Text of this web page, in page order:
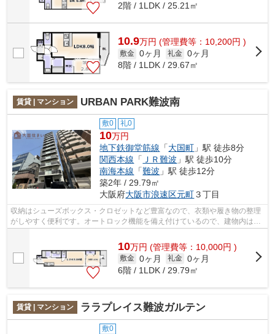
2階 / 1LDK / 25.21㎡
10.9万円 (管理費等：10,200円 )
敷金 0ヶ月 礼金 0ヶ月
8階 / 1LDK / 29.67㎡
賃貸 | マンション URBAN PARK難波南
敷0 礼0
10万円
地下鉄御堂筋線 「大国町 」駅 徒歩8分
関西本線 「 ＪＲ難波 」駅 徒歩10分
南海本線 「難波 」駅 徒歩12分
築2年 / 29.79㎡
大阪府大阪市浪速区元町３丁目
収納はシューズボックス・クロゼットなど豊富なので、衣類や履き物の整理
がしやすく便利です。オートロック機能を備え付けているので、建物内は基
10万円 (管理費等：10,000円 )
敷金 0ヶ月 礼金 0ヶ月
6階 / 1LDK / 29.79㎡
賃貸 | マンション ララプレイス難波ガルテン
敷0